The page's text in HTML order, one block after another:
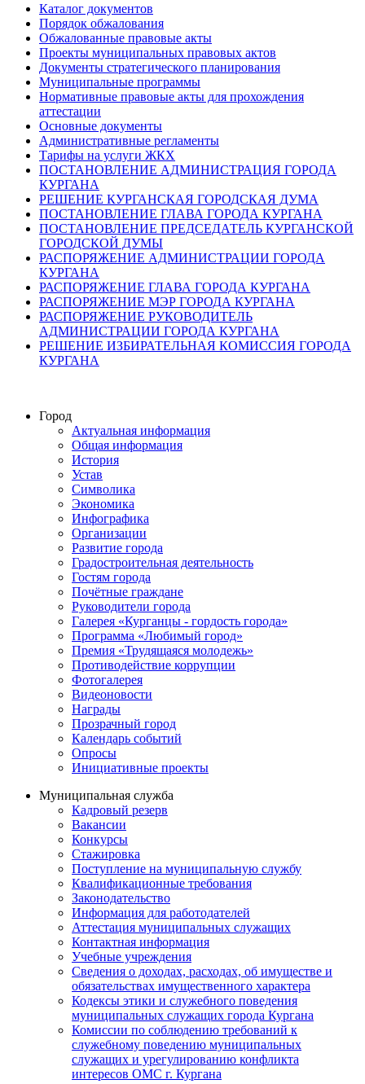
Каталог документов
Порядок обжалования
Обжалованные правовые акты
Проекты муниципальных правовых актов
Документы стратегического планирования
Муниципальные программы
Нормативные правовые акты для прохождения
аттестации
Основные документы
Административные регламенты
Тарифы на услуги ЖКХ
ПОСТАНОВЛЕНИЕ АДМИНИСТРАЦИЯ ГОРОДА
КУРГАНА
РЕШЕНИЕ КУРГАНСКАЯ ГОРОДСКАЯ ДУМА
ПОСТАНОВЛЕНИЕ ГЛАВА ГОРОДА КУРГАНА
ПОСТАНОВЛЕНИЕ ПРЕДСЕДАТЕЛЬ КУРГАНСКОЙ
ГОРОДСКОЙ ДУМЫ
РАСПОРЯЖЕНИЕ АДМИНИСТРАЦИИ ГОРОДА
КУРГАНА
РАСПОРЯЖЕНИЕ ГЛАВА ГОРОДА КУРГАНА
РАСПОРЯЖЕНИЕ МЭР ГОРОДА КУРГАНА
РАСПОРЯЖЕНИЕ РУКОВОДИТЕЛЬ
АДМИНИСТРАЦИИ ГОРОДА КУРГАНА
РЕШЕНИЕ ИЗБИРАТЕЛЬНАЯ КОМИССИЯ ГОРОДА
КУРГАНА
Город
Актуальная информация
Общая информация
История
Устав
Символика
Экономика
Инфографика
Организации
Развитие города
Градостроительная деятельность
Гостям города
Почётные граждане
Руководители города
Галерея «Курганцы - гордость города»
Программа «Любимый город»
Премия «Трудящаяся молодежь»
Противодействие коррупции
Фотогалерея
Видеоновости
Награды
Прозрачный город
Календарь событий
Опросы
Инициативные проекты
Муниципальная служба
Кадровый резерв
Вакансии
Конкурсы
Стажировка
Поступление на муниципальную службу
Квалификационные требования
Законодательство
Информация для работодателей
Аттестация муниципальных служащих
Контактная информация
Учебные учреждения
Сведения о доходах, расходах, об имуществе и
обязательствах имущественного характера
Кодексы этики и служебного поведения
муниципальных служащих города Кургана
Комиссии по соблюдению требований к
служебному поведению муниципальных
служащих и урегулированию конфликта
интересов ОМС г. Кургана